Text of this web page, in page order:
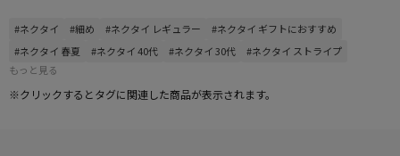
#ネクタイ #細め #ネクタイ レギュラー
#ネクタイ ギフトにおすすめ
#ネクタイ 春夏
#ネクタイ 40代 #ネクタイ 30代
#ネクタイ ストライプ
もっと見る
※クリックするとタグに関連した商品が表示されます。